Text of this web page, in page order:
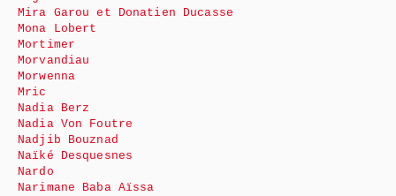
Mira Garou et Donatien Ducasse
Mona Lobert
Mortimer
Morvandiau
Morwenna
Mric
Nadia Berz
Nadia Von Foutre
Nadjib Bouznad
Naïké Desquesnes
Nardo
Narimane Baba Aïssa